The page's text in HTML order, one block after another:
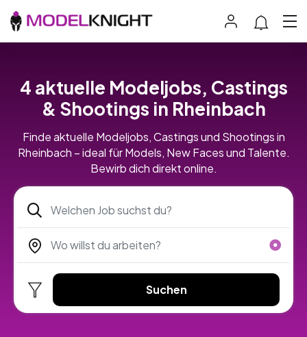
4 aktuelle Modeljobs, Castings
& Shootings in Rheinbach
Finde aktuelle Modeljobs, Castings und Shootings in
Rheinbach – ideal für Models, New Faces und Talente.
Bewirb dich direkt online.
Suchen